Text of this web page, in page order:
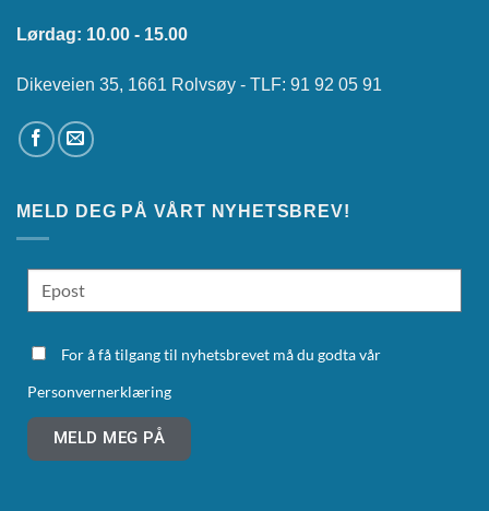
Lørdag: 10.00 - 15.00
Dikeveien 35, 1661 Rolvsøy - TLF: 91 92 05 91
MELD DEG PÅ VÅRT NYHETSBREV!
For å få tilgang til nyhetsbrevet må du godta vår
Personvernerklæring
MELD MEG PÅ